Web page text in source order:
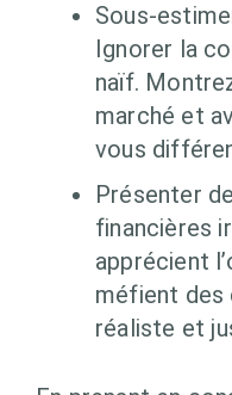
Sous-
Ignorer la
naïf.
marché et
vous
Présenter
financières
apprécient
méfient des
réaliste et